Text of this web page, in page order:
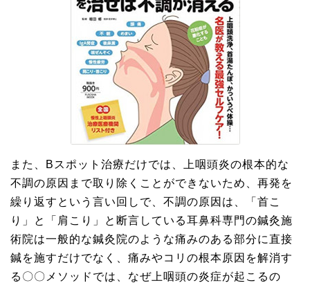
また、Bスポット治療だけでは、上咽頭炎の根本的な
不調の原因まで取り除くことができないため、再発を
繰り返すという言い回しで、不調の原因は、「首こ
り」と「肩こり」と断言している耳鼻科専門の鍼灸施
術院は一般的な鍼灸院のような痛みのある部分に直接
鍼を施すだけでなく、痛みやコリの根本原因を解消す
る〇〇メソッドでは、なぜ上咽頭の炎症が起こるの